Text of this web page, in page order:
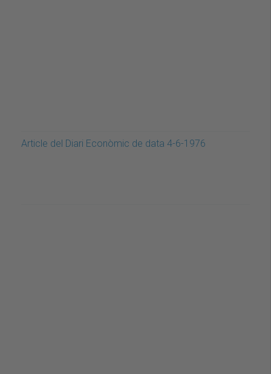
Article del Diari Econòmic de data 4-6-1976